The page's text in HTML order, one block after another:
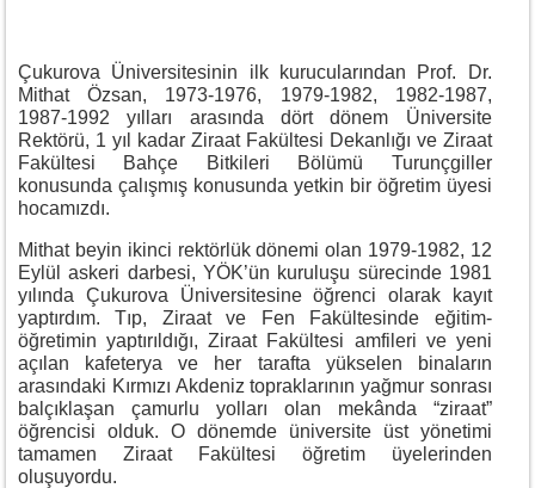
Çukurova Üniversitesinin ilk kurucularından Prof. Dr.
Mithat Özsan, 1973-1976, 1979-1982, 1982-1987,
1987-1992 yılları arasında dört dönem Üniversite
Rektörü, 1 yıl kadar Ziraat Fakültesi Dekanlığı ve Ziraat
Fakültesi Bahçe Bitkileri Bölümü Turunçgiller
konusunda çalışmış konusunda yetkin bir öğretim üyesi
hocamızdı.
Mithat beyin ikinci rektörlük dönemi olan 1979-1982, 12
Eylül askeri darbesi, YÖK’ün kuruluşu sürecinde 1981
yılında Çukurova Üniversitesine öğrenci olarak kayıt
yaptırdım. Tıp, Ziraat ve Fen Fakültesinde eğitim-
öğretimin yaptırıldığı, Ziraat Fakültesi amfileri ve yeni
açılan kafeterya ve her tarafta yükselen binaların
arasındaki Kırmızı Akdeniz topraklarının yağmur sonrası
balçıklaşan çamurlu yolları olan mekânda “ziraat”
öğrencisi olduk. O dönemde üniversite üst yönetimi
tamamen Ziraat Fakültesi öğretim üyelerinden
oluşuyordu.